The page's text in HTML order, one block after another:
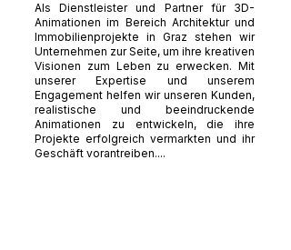
Als Dienstleister und Partner für 3D-
Animationen im Bereich Architektur und
Immobilienprojekte in Graz stehen wir
Unternehmen zur Seite, um ihre kreativen
Visionen zum Leben zu erwecken. Mit
unserer Expertise und unserem
Engagement helfen wir unseren Kunden,
realistische und beeindruckende
Animationen zu entwickeln, die ihre
Projekte erfolgreich vermarkten und ihr
Geschäft vorantreiben....